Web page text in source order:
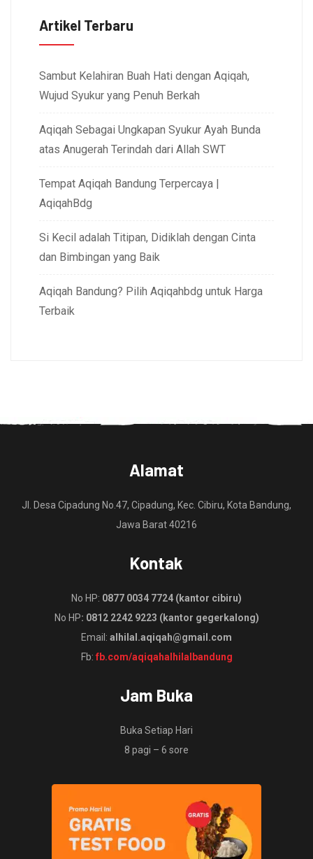
Artikel Terbaru
Sambut Kelahiran Buah Hati dengan Aqiqah,
Wujud Syukur yang Penuh Berkah
Aqiqah Sebagai Ungkapan Syukur Ayah Bunda
atas Anugerah Terindah dari Allah SWT
Tempat Aqiqah Bandung Terpercaya |
AqiqahBdg
Si Kecil adalah Titipan, Didiklah dengan Cinta
dan Bimbingan yang Baik
Aqiqah Bandung? Pilih Aqiqahbdg untuk Harga
Terbaik
Alamat
Jl. Desa Cipadung No.47, Cipadung, Kec. Cibiru, Kota Bandung,
Jawa Barat 40216
Kontak
No HP: 0877 0034 7724 (kantor cibiru)
No HP: 0812 2242 9223 (kantor gegerkalong)
Email: alhilal.aqiqah@gmail.com
Fb: fb.com/aqiqahalhilalbandung
Jam Buka
Buka Setiap Hari
8 pagi – 6 sore